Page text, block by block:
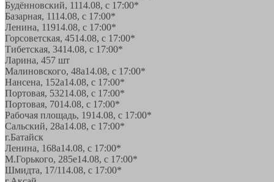
Будённовский, 1114.08, с 17:00*
Базарная, 1114.08, с 17:00*
Ленина, 11914.08, с 17:00*
Горсоветская, 4514.08, с 17:00*
Тибетская, 3414.08, с 17:00*
Ларина, 457 шт
Малиновского, 48а14.08, с 17:00*
Нансена, 152а14.08, с 17:00*
Портовая, 53214.08, с 17:00*
Портовая, 7014.08, с 17:00*
Рабочая площадь, 1914.08, с 17:00*
Сальский, 28a14.08, с 17:00*
г.Батайск
Ленина, 168а14.08, с 17:00*
М.Горького, 285е14.08, с 17:00*
Шмидта, 17/114.08, с 17:00*